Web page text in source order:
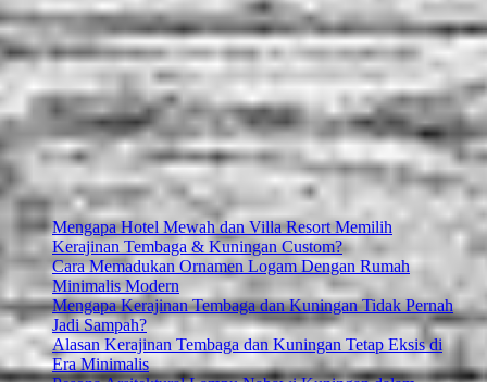
Mengapa Hotel Mewah dan Villa Resort Memilih
Kerajinan Tembaga & Kuningan Custom?
Cara Memadukan Ornamen Logam Dengan Rumah
Minimalis Modern
Mengapa Kerajinan Tembaga dan Kuningan Tidak Pernah
Jadi Sampah?
Alasan Kerajinan Tembaga dan Kuningan Tetap Eksis di
Era Minimalis